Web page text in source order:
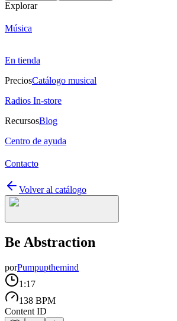
Explorar
Música
En tienda
PreciosCatálogo musical
Radios In-store
RecursosBlog
Centro de ayuda
Contacto
Volver al catálogo
Be Abstraction
porPumpupthemind
1:17
138 BPM
Content ID